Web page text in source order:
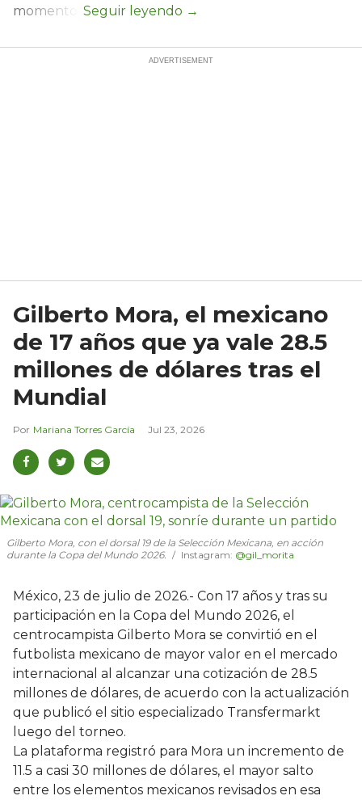
momento.
Gilberto Mora, el mexicano
de 17 años que ya vale 28.5
millones de dólares tras el
Mundial
Mariana Torres García Jul 23, 2026
Gilberto Mora, con el dorsal 19 de la Selección Mexicana, en acción
durante la Copa del Mundo 2026.
Instagram: @gil_morita
México, 23 de julio de 2026.- Con 17 años y tras su
participación en la Copa del Mundo 2026, el
centrocampista Gilberto Mora se convirtió en el
futbolista mexicano de mayor valor en el mercado
internacional al alcanzar una cotización de 28.5
millones de dólares, de acuerdo con la actualización
que publicó el sitio especializado Transfermarkt
luego del torneo.
La plataforma registró para Mora un incremento de
11.5 a casi 30 millones de dólares, el mayor salto
entre los elementos mexicanos revisados en esa